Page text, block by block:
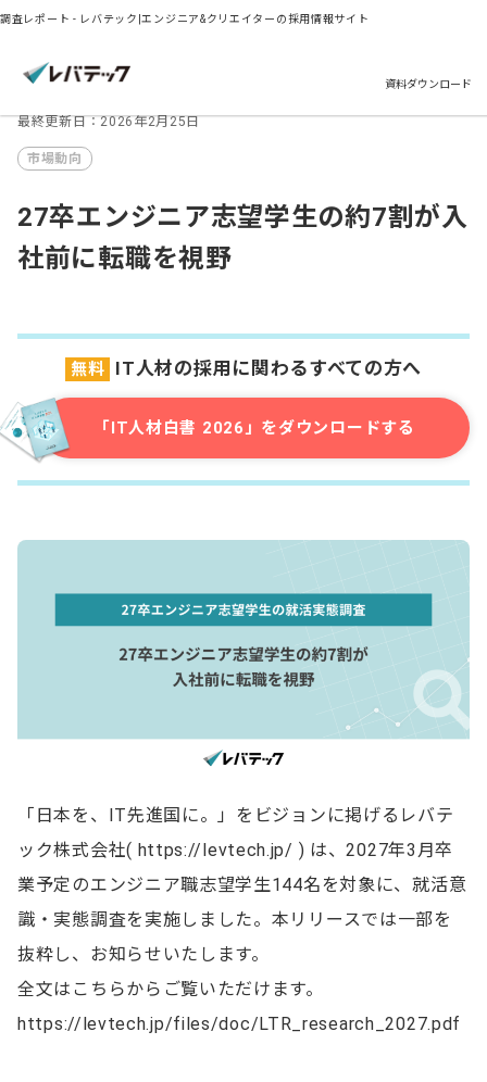
調査レポート - レバテック|エンジニア&クリエイターの採用情報サイト
資料ダウンロード
最終更新日：2026年2月25日
市場動向
27卒エンジニア志望学生の約7割が入
社前に転職を視野
無料 IT人材の採用に関わるすべての方へ
「IT人材白書 2026」をダウンロードする
「日本を、IT先進国に。」をビジョンに掲げるレバテ
ック株式会社( https://levtech.jp/ ) は、2027年3月卒
業予定のエンジニア職志望学生144名を対象に、就活意
識・実態調査を実施しました。本リリースでは一部を
抜粋し、お知らせいたします。
全文はこちらからご覧いただけます。
https://levtech.jp/files/doc/LTR_research_2027.pdf